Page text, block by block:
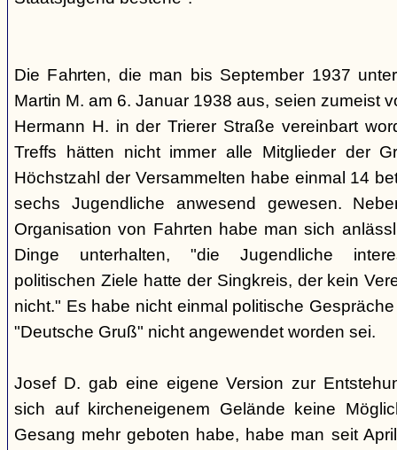
Die Fahrten, die man bis September 1937
Martin M. am 6. Januar 1938 aus, seien zumeist
Hermann H. in der Trierer Straße vereinbart
Treffs hätten nicht immer alle Mitglieder der
Höchstzahl der Versammelten habe einmal 14
sechs Jugendliche anwesend gewesen.
Organisation von Fahrten habe man sich
Dinge unterhalten, "die Jugendliche
politischen Ziele hatte der Singkreis, der kein
nicht." Es habe nicht einmal politische
"Deutsche Gruß" nicht angewendet worden sei.
Josef D. gab eine eigene Version zur
sich auf kircheneigenem Gelände keine
Gesang mehr geboten habe, habe man seit